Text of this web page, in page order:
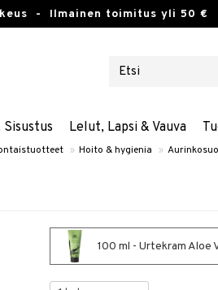
- Ilmainen toimitus yli 50 €
Lelut, Lapsi & Vauva
» Hoito & hygienia »
100 ml - Urtekram Aloe